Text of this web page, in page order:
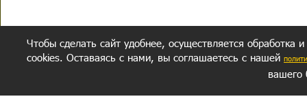
Чтобы сделать сайт удобнее, осуществляется обработка
cookies. Оставаясь с нами, вы соглашаетесь с нашей
вашего